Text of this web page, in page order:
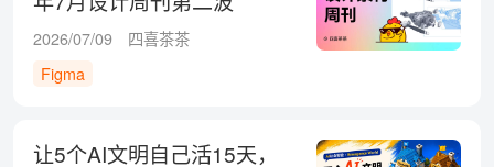
2026/07/09
四喜茶茶
Figma
让5个AI文明自己活15天，